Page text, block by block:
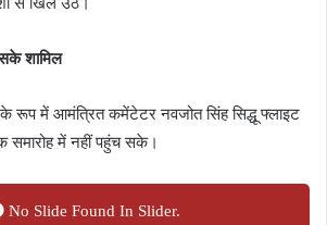
सके शामिल
रूप में आमंत्रित कमेंटेटर नवजोत सिंह सिद्धू फ्लाइट
समारोह में नहीं पहुंच सके।
No Slide Found In Slider.